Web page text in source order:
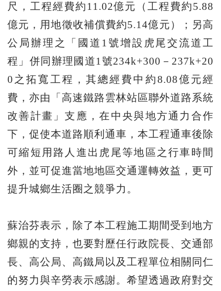
尺，工程經費約11.02億元（工程費約5.88
億元，用地徵收補償費約5.14億元）；另高
公局辦理之「國道1號增設虎尾交流道工
程」併同辦理國道1號234k+300－237k+20
0之拓寬工程，其總經費中約8.08億元經
費，亦由「高速鐵路雲林站區聯外道路系統
改善計畫」支應，在中央與地方通力合作
下，促使本道路順利通車，本工程通車後除
可縮短用路人進出虎尾等地區之行車時間
外，並可促進當地地區交通運轉效益，更可
提升城鄉生活圈之競爭力。
蘇治芬表示，除了本工程施工期間受到地方
鄉親的支持，也要對歷任行政院長、交通部
長、高公局、高鐵局以及工程單位相關同仁
的努力與辛勞表示感謝。希望透過政府對交